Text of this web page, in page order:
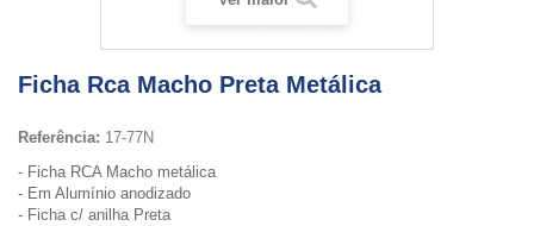
Ficha Rca Macho Preta Metálica
Referência: 17-77N
- Ficha RCA Macho metálica
- Em Alumínio anodizado
- Ficha c/ anilha Preta